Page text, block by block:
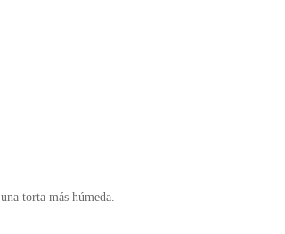
torta más húmeda.